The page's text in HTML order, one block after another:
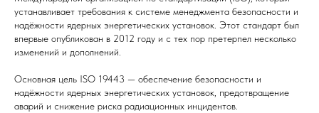
устанавливает требования к системе менеджмента безопасности и
надёжности ядерных энергетических установок. Этот стандарт был
впервые опубликован в 2012 году и с тех пор претерпел несколько
изменений и дополнений.
Основная цель ISO 19443 — обеспечение безопасности и
надёжности ядерных энергетических установок, предотвращение
аварий и снижение риска радиационных инцидентов.